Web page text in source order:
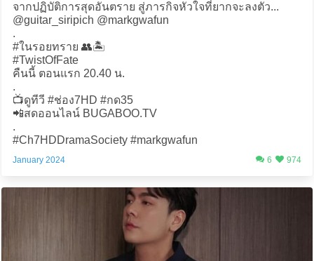
จากปฏิบัติการสุดอันตราย สู่ภารกิจหัวใจที่ยากจะลงตัว...
@guitar_siripich @markgwafun
.
#ในรอยทราย 👥🏝️
#TwistOfFate
คืนนี้ ตอนแรก 20.40 น.
.
📺ดูทีวี #ช่อง7HD #กด35
📲สดออนไลน์ BUGABOO.TV
.
#Ch7HDDramaSociety #markgwafun
January 2024 6 974